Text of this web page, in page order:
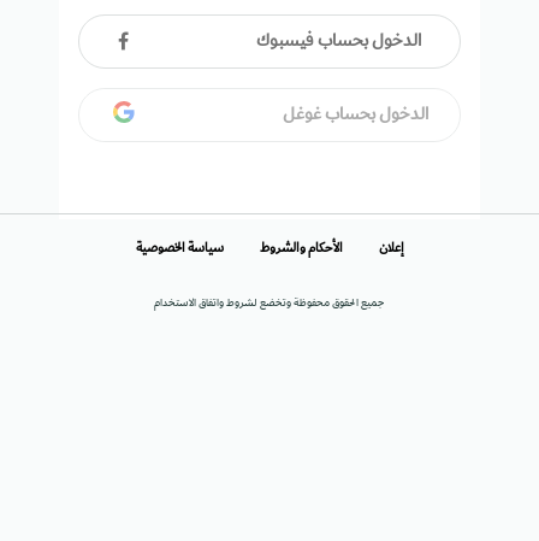
الدخول بحساب فيسبوك
الدخول بحساب غوغل
جميع الحقوق محفوظة وتخضع لشروط واتفاق الاستخدام
إعلان الأحكام والشروط سياسة الخصوصية